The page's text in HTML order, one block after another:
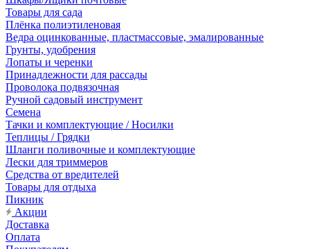
Товары для сада
Плёнка полиэтиленовая
Ведра оцинкованные, пластмассовые, эмалированные
Грунты, удобрения
Лопаты и черенки
Принадлежности для рассады
Проволока подвязочная
Ручной садовый инструмент
Семена
Тачки и комплектующие / Носилки
Теплицы / Грядки
Шланги поливочные и комплектующие
Лески для триммеров
Средства от вредителей
Товары для отдыха
Пикник
Акции
Доставка
Оплата